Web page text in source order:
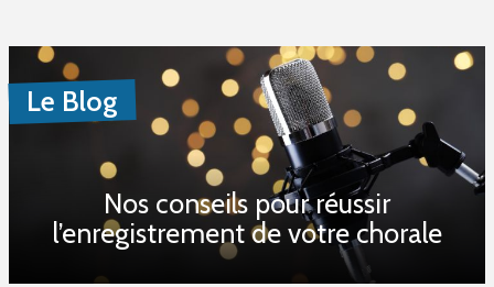
Le Blog
Nos conseils pour réussir
l’enregistrement de votre chorale